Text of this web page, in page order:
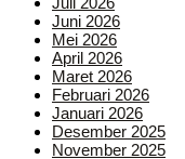
Juni 2026
Mei 2026
April 2026
Maret 2026
Februari 2026
Januari 2026
Desember 2025
November 2025